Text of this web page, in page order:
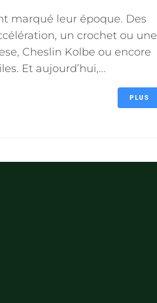
marqué leur époque. Des
un crochet ou une
Cheslin Kolbe ou encore
Et aujourd’hui,...
PLUS